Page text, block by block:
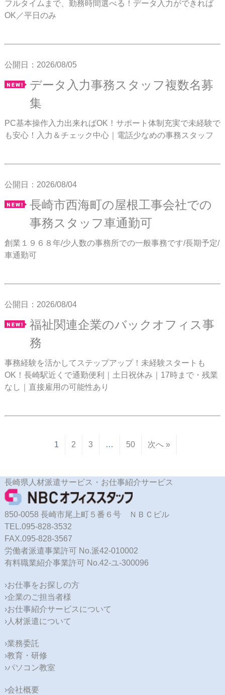
フルタイムまで、勤務時間選べる！データ入力ができれば
OK／平日のみ
公開日：2026/08/05
データ入力事務スタッフ複数名募
集
PC基本操作入力出来ればOK！サポート体制充実で未経験で
も安心！入力＆チェック中心｜電話少なめの事務スタッフ
公開日：2026/08/04
長崎市西海町の屋根工事会社での
事務スタッフ車通勤可
創業１９６８年/少人数の事務所での一般事務です/長期予定/
車通勤可
公開日：2026/08/04
福祉関連企業のバックオフィス事
務
事務経験を活かしてステップアップ！未経験スタートも
OK！長崎駅近くで通勤便利｜土日祝休み｜17時まで・残業
なし｜直接雇用の可能性あり
1 2 3 … 50 次へ »
長崎県人材派遣サービス・お仕事紹介サービス
850-0058 長崎市尾上町５番６号 ＮＢＣビル
TEL.095-828-3532
FAX.095-828-3567
労働者派遣事業許可 No.派42-010002
有料職業紹介事業許可 No.42-ユ-300096
›お仕事をお探しの方
›企業のご担当者様
›お仕事紹介サービスについて
›人材派遣について
›業務委託
›教育・研修
›パソコン教室
›会社概要